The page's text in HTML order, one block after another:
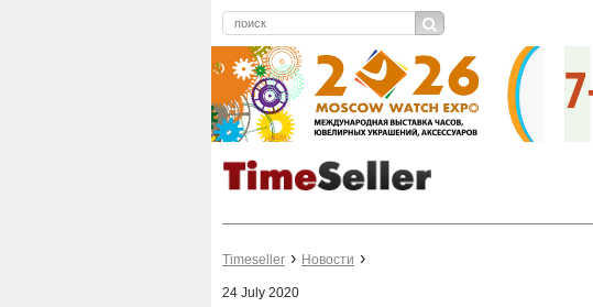
Timeseller Новости
24 July 2020